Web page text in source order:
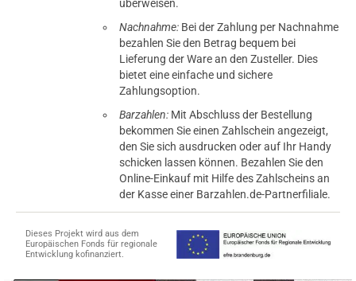
überweisen.
Nachnahme: Bei der Zahlung per Nachnahme
bezahlen Sie den Betrag bequem bei
Lieferung der Ware an den Zusteller. Dies
bietet eine einfache und sichere
Zahlungsoption.
Barzahlen: Mit Abschluss der Bestellung
bekommen Sie einen Zahlschein angezeigt,
den Sie sich ausdrucken oder auf Ihr Handy
schicken lassen können. Bezahlen Sie den
Online-Einkauf mit Hilfe des Zahlscheins an
der Kasse einer Barzahlen.de-Partnerfiliale.
Dieses Projekt wird aus dem
Europäischen Fonds für regionale
Entwicklung kofinanziert.